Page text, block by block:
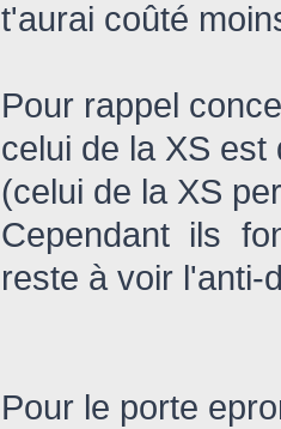
t'aurai coûté
Pour rappel
celui de la XS
(celui de la XS
Cependant ils
reste à voir l'anti-
Pour le porte